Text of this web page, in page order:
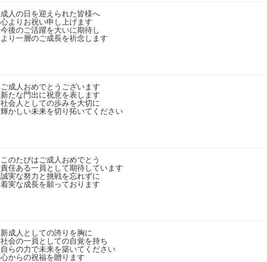
成人の日を迎えられた皆様へ
心よりお祝い申し上げます
今後のご活躍を大いに期待し
より一層のご成長を祈念します
ご成人おめでとうございます
新たな門出に祝意を表します
社会人としての歩みを大切に
輝かしい未来を切り拓いてください
このたびはご成人おめでとう
責任ある一員として期待しています
誠実な努力と挑戦を忘れずに
着実な成長を願っております
新成人としての誇りを胸に
社会の一員としての自覚を持ち
自らの力で未来を築いてください
心からの祝福を贈ります